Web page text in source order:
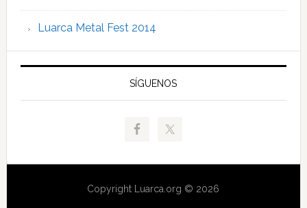
Luarca Metal Fest 2014
SÍGUENOS
Copyright Luarca.org © 2026